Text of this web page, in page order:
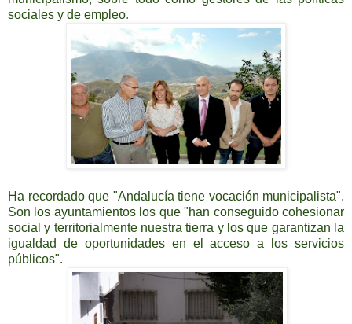
sociales y de empleo.
Ha recordado que "Andalucía tiene vocación municipalista".
Son los ayuntamientos los que "han conseguido cohesionar
social y territorialmente nuestra tierra y los que garantizan la
igualdad de oportunidades en el acceso a los servicios
públicos".